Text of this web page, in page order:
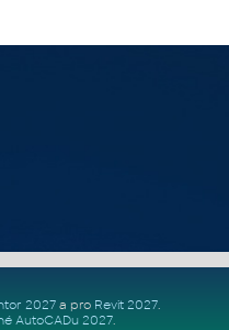
2027a pro Revit 2027.
AutoCADu 2027.